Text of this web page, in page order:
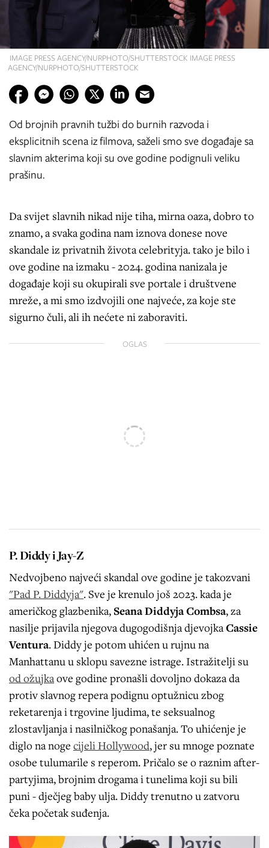
IMAGE PRESS AGENCY/NURPHOTO/SHUTTERSTOCK IMAGE PRESS
AGENCY/NURPHOTO/SHUTTERSTOCK
Od brojnih pravnih tužbi do burnih razvoda i
eksplicitnih scena iz filmova, saželi smo sve događaje sa
slavnim akterima koji su ove godine podignuli veliku
prašinu.
Da svijet slavnih nikad nije tiha, mirna oaza, dobro to
znamo, a svaka godina nam iznova donese nove
skandale iz privatnih života celebrityja. tako je bilo i
ove godine na izmaku - 2024. godina nanizala je
događaje koji su okupirali sve portale i društvene
mreže, a mi smo izdvojili one najveće, za koje ste
sigurno čuli, ali ih nećete ni zaboraviti.
OGLAS
P. Diddy i Jay-Z
Nedvojbeno najveći skandal ove godine je takozvani
"Pad P. Diddyja". Sve je krenulo još 2023. kada je
američkog glazbenika, Seana Diddyja Combsa, za
nasilje prijavila njegova dugogodišnja djevojkaCassie
Ventura. Diddy je potom uhićen u rujnu na
Manhattanu u sklopu savezne istrage. Istražitelji su
od ožujkaove godine pronašli dovoljno dokaza da
protiv slavnog repera podignu optužnicu zbog
reketarenja i trgovine ljudima, te seksualnog
zlostavljanja i nasilničkog ponašanja. To uhićenje je
diglo na noge cijeli Hollywood, jer su mnoge poznate
osobe tulumarile s reperom. Pričalo se o raznim after-
partyjima, brojnim drogama i tunelima koji su bili
puni - dječjeg baby ulja. Diddy trenutno u zatvoru
čeka početak suđenja.